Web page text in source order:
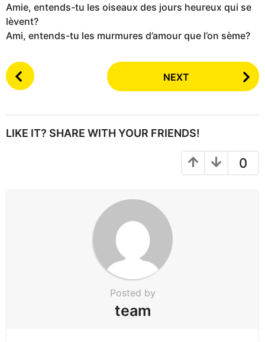
Amie, entends-tu les oiseaux des jours heureux qui se
lèvent?
Ami, entends-tu les murmures d’amour que l’on sème?
P
o
P
NEXT
LIKE IT? SHARE WITH YOUR FRIENDS!
0
Posted by
team